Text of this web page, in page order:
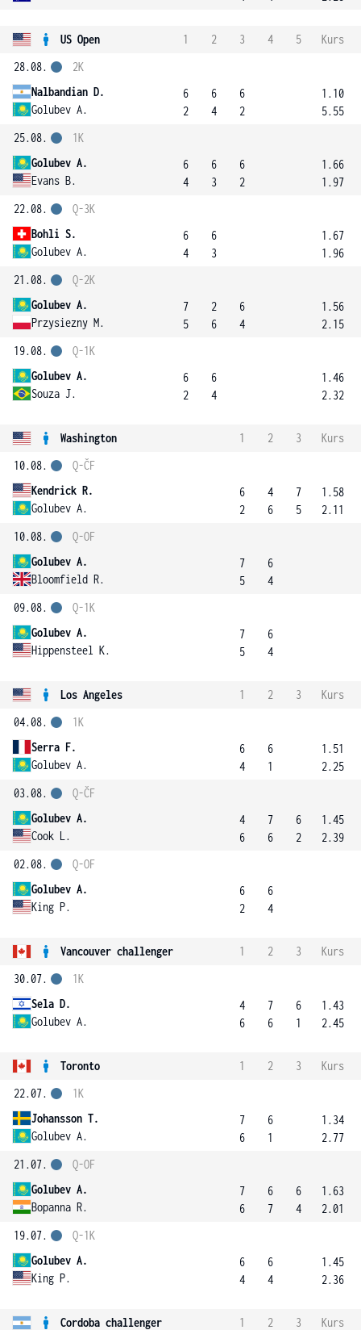
US Open 1 2 3 4 5
Kurs
28.08.
Nalbandian D.
Golubev A.
2K
6
2
6
4
6
2
1.10
5.55
25.08.
Golubev A.
Evans B.
1K
6
4
6
3
6
2
1.66
1.97
22.08.
Bohli S.
Golubev A.
Q-3K
6
4
6
3
1.67
1.96
21.08.
Golubev A.
Przysiezny M.
Q-2K
7
5
2
6
6
4
1.56
2.15
19.08.
Golubev A.
Souza J.
Q-1K
6
2
6
4
1.46
2.32
Washington 1 2 3
Kurs
10.08.
Kendrick R.
Golubev A.
Q-ČF
6
2
4
6
7
5
1.58
2.11
10.08.
Golubev A.
Bloomfield R.
Q-OF
7
5
6
4
09.08.
Golubev A.
Hippensteel K.
Q-1K
7
5
6
4
Los Angeles 1 2 3
Kurs
04.08.
Serra F.
Golubev A.
1K
6
4
6
1
1.51
2.25
03.08.
Golubev A.
Cook L.
Q-ČF
4
6
7
6
6
2
1.45
2.39
02.08.
Golubev A.
King P.
Q-OF
6
2
6
4
Vancouver challenger 1 2 3
Kurs
30.07.
Sela D.
Golubev A.
1K
4
6
7
6
6
1
1.43
2.45
Toronto 1 2 3
Kurs
22.07.
Johansson T.
Golubev A.
1K
7
6
6
1
1.34
2.77
21.07.
Golubev A.
Bopanna R.
Q-OF
7
6
6
7
6
4
1.63
2.01
19.07.
Golubev A.
King P.
Q-1K
6
4
6
4
1.45
2.36
Cordoba challenger 1 2 3
Kurs